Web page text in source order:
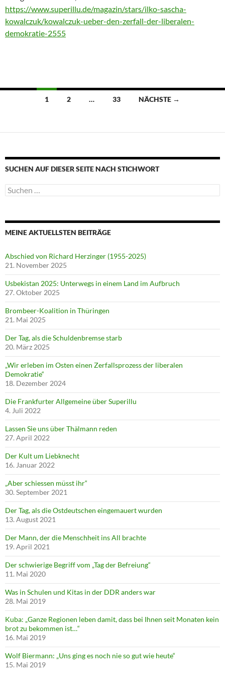
https://www.superillu.de/magazin/stars/ilko-sascha-
kowalczuk/kowalczuk-ueber-den-zerfall-der-liberalen-
demokratie-2555
Beitragsnavigation
1 2 … 33 NÄCHSTE →
SUCHEN AUF DIESER SEITE NACH STICHWORT
Suche
nach:
MEINE AKTUELLSTEN BEITRÄGE
Abschied von Richard Herzinger (1955-2025)
21. November 2025
Usbekistan 2025: Unterwegs in einem Land im Aufbruch
27. Oktober 2025
Brombeer-Koalition in Thüringen
21. Mai 2025
Der Tag, als die Schuldenbremse starb
20. März 2025
„Wir erleben im Osten einen Zerfallsprozess der liberalen
Demokratie“
18. Dezember 2024
Die Frankfurter Allgemeine über Superillu
4. Juli 2022
Lassen Sie uns über Thälmann reden
27. April 2022
Der Kult um Liebknecht
16. Januar 2022
„Aber schiessen müsst ihr“
30. September 2021
Der Tag, als die Ostdeutschen eingemauert wurden
13. August 2021
Der Mann, der die Menschheit ins All brachte
19. April 2021
Der schwierige Begriff vom „Tag der Befreiung“
11. Mai 2020
Was in Schulen und Kitas in der DDR anders war
28. Mai 2019
Kuba: „Ganze Regionen leben damit, dass bei Ihnen seit Monaten kein
brot zu bekommen ist…“
16. Mai 2019
Wolf Biermann: „Uns ging es noch nie so gut wie heute“
15. Mai 2019